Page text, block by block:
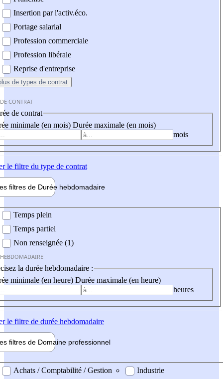
Insertion par l'activ.éco.
Portage salarial
Profession commerciale
Profession libérale
Reprise d'entreprise
de types de contrat
CONTRAT
de contrat
minimale (en mois) Durée maximale (en mois)
mois
le filtre du type de contrat
filtres de Durée hebdomadaire
Temps plein
Temps partiel
Non renseignée (1)
la durée hebdomadaire :
minimale (en heure) Durée maximale (en heure)
heures
le filtre de durée hebdomadaire
filtres de Domaine professionnel
professionel
Achats / Comptabilité / Gestion
Industrie